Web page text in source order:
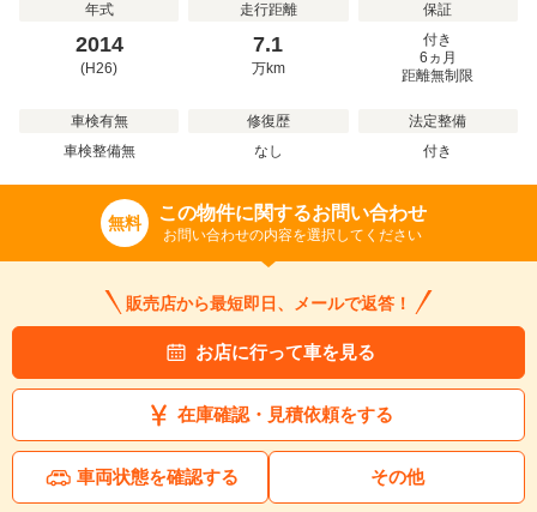
年式
2014
(H26)
走行距離
7.1
万km
保証
付き
6ヵ月
距離無制限
車検有無
車検整備無
修復歴
なし
法定整備
付き
無料 この物件に関するお問い合わせ
お問い合わせの内容を選択してください
販売店から最短即日、メールで返答！
お店に行って車を見る
在庫確認・見積依頼をする
車両状態を確認する その他